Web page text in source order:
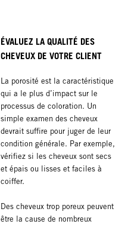
ÉVALUEZ LA QUALITÉ DES
CHEVEUX DE VOTRE CLIENT
La porosité est la caractéristique
qui a le plus d’impact sur le
processus de coloration. Un
simple examen des cheveux
devrait suffire pour juger de leur
condition générale. Par exemple,
vérifiez si les cheveux sont secs
et épais ou lisses et faciles à
coiffer.
Des cheveux trop poreux peuvent
être la cause de nombreux